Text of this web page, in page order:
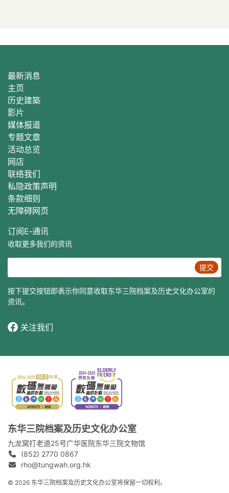
最新消息
主页
历史建築
影片
媒体报道
专题文章
活动总览
网店
联络我们
私隐政策声明
条款细则
无障碍网页
订阅E‐通讯
收取更多我们的资讯
提交
按下提交按钮即表示你同意收取东华三院档案及历史文化办公室的
资讯。
关注我们
东华三院档案及历史文化办公室
九龙窝打老道25号广华医院东华三院文物馆
(852) 2770 0867
rho@tungwah.org.hk
© 2026 东华三院档案及历史文化办公室将保留一切权利。